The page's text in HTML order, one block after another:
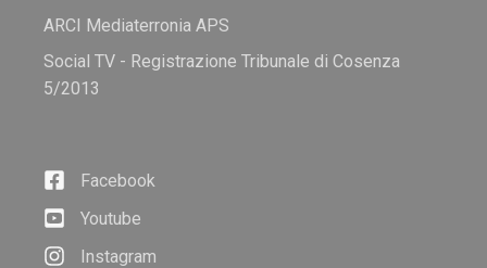
ARCI Mediaterronia APS
Social TV - Registrazione Tribunale di Cosenza
5/2013
Facebook
Youtube
Instagram